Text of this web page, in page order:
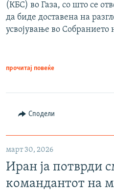
(КБС) во Газа, со што се
да биде доставена на
усвојување во Собранието
прочитај повеќе
Сподели
март 30, 2026
Иран ја потврди
командантот на